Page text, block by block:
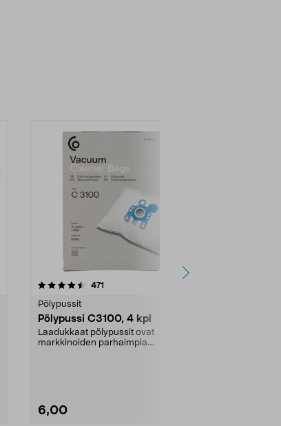
471
Pölypussit
Pölypussi C3100, 4 kpl
Laadukkaat pölypussit ovat
markkinoiden parhaimpia.
6,00
4.5viidestä